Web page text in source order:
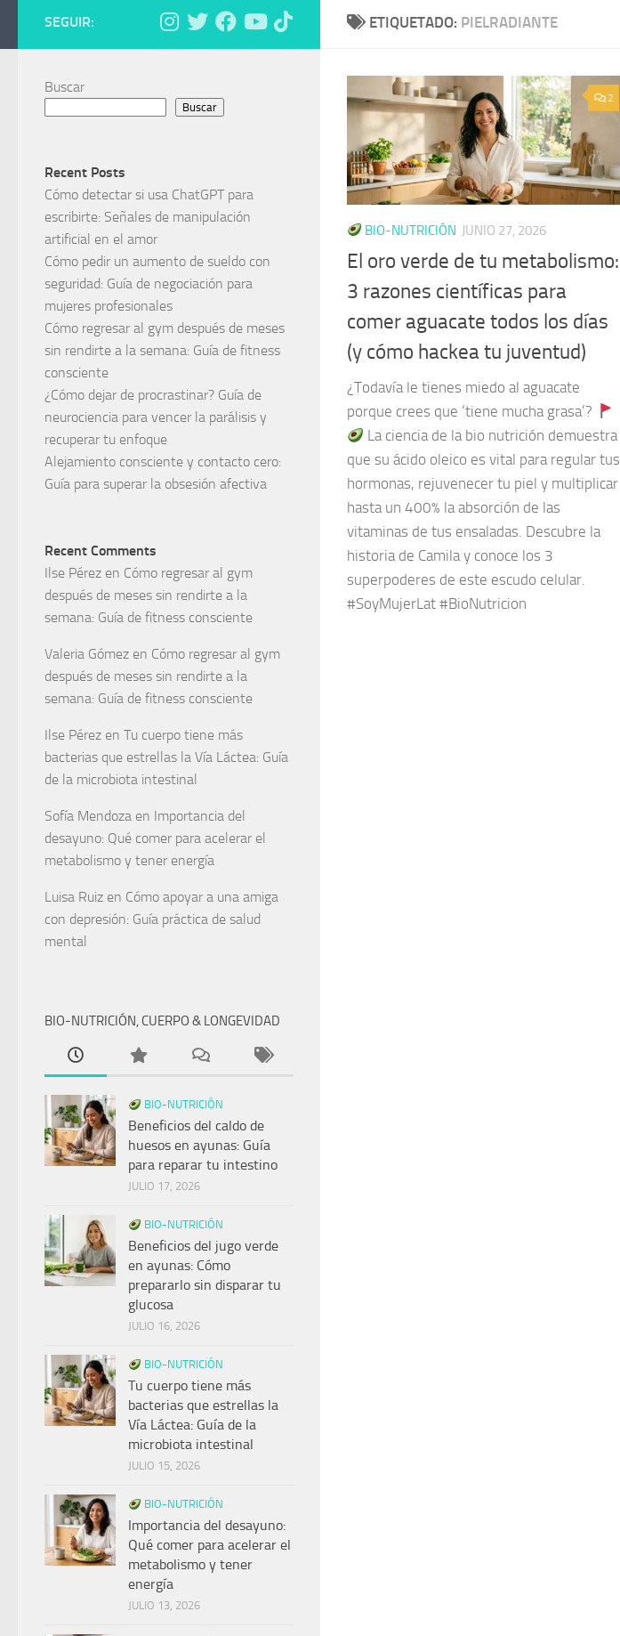
ETIQUETADO: PIELRADIANTE
2
BIO-NUTRICIÓN JUNIO 27, 2026
El oro verde de tu metabolismo:
3 razones científicas para
comer aguacate todos los días
(y cómo hackea tu juventud)
¿Todavía le tienes miedo al aguacate
porque crees que ‘tiene mucha grasa’?
La ciencia de la bio nutrición demuestra
que su ácido oleico es vital para regular tus
hormonas, rejuvenecer tu piel y multiplicar
hasta un 400% la absorción de las
vitaminas de tus ensaladas. Descubre la
historia de Camila y conoce los 3
superpoderes de este escudo celular.
#SoyMujerLat #BioNutricion
SEGUIR:
Buscar
Buscar
Recent Posts
Cómo detectar si usa ChatGPT para
escribirte: Señales de manipulación
artificial en el amor
Cómo pedir un aumento de sueldo con
seguridad: Guía de negociación para
mujeres profesionales
Cómo regresar al gym después de meses
sin rendirte a la semana: Guía de fitness
consciente
¿Cómo dejar de procrastinar? Guía de
neurociencia para vencer la parálisis y
recuperar tu enfoque
Alejamiento consciente y contacto cero:
Guía para superar la obsesión afectiva
Recent Comments
Ilse Pérez en Cómo regresar al gym
después de meses sin rendirte a la
semana: Guía de fitness consciente
Valeria Gómez en Cómo regresar al gym
después de meses sin rendirte a la
semana: Guía de fitness consciente
Ilse Pérez en Tu cuerpo tiene más
bacterias que estrellas la Vía Láctea: Guía
de la microbiota intestinal
Sofía Mendoza en Importancia del
desayuno: Qué comer para acelerar el
metabolismo y tener energía
Luisa Ruiz en Cómo apoyar a una amiga
con depresión: Guía práctica de salud
mental
BIO-NUTRICIÓN, CUERPO & LONGEVIDAD
BIO-NUTRICIÓN
Beneficios del caldo de
huesos en ayunas: Guía
para reparar tu intestino
JULIO 17, 2026
BIO-NUTRICIÓN
Beneficios del jugo verde
en ayunas: Cómo
prepararlo sin disparar tu
glucosa
JULIO 16, 2026
BIO-NUTRICIÓN
Tu cuerpo tiene más
bacterias que estrellas la
Vía Láctea: Guía de la
microbiota intestinal
JULIO 15, 2026
BIO-NUTRICIÓN
Importancia del desayuno:
Qué comer para acelerar el
metabolismo y tener
energía
JULIO 13, 2026